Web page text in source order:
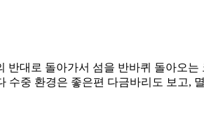
대로 돌아가서 섬을 반바퀴 돌아오
중 환경은 좋은편 다금바리도 보고,